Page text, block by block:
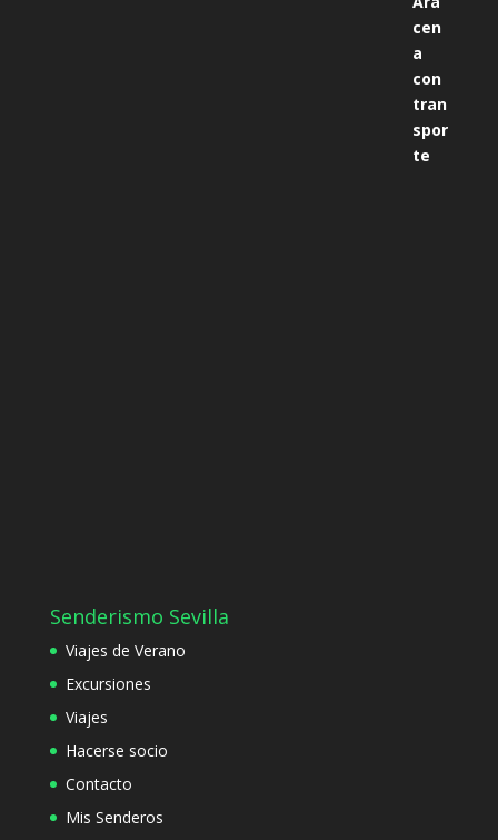
Senderismo Sevilla
Viajes de Verano
Excursiones
Viajes
Hacerse socio
Contacto
Mis Senderos